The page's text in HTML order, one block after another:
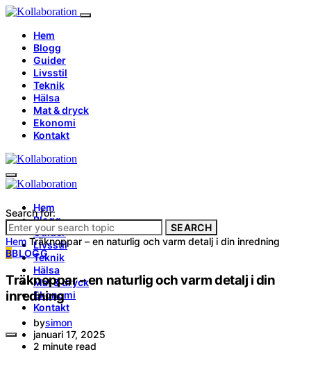
Hem
Blogg
Guider
Livsstil
Teknik
Hälsa
Mat & dryck
Ekonomi
Kontakt
Hem
Blogg
Guider
Livsstil
Teknik
Hälsa
Mat & dryck
Ekonomi
Kontakt
Search for:
SEARCH
Hem Träknoppar – en naturlig och varm detalj i din inredning
BBLOGG
Träknoppar – en naturlig och varm detalj i din
inredning
bysimon
januari 17, 2025
2 minute read